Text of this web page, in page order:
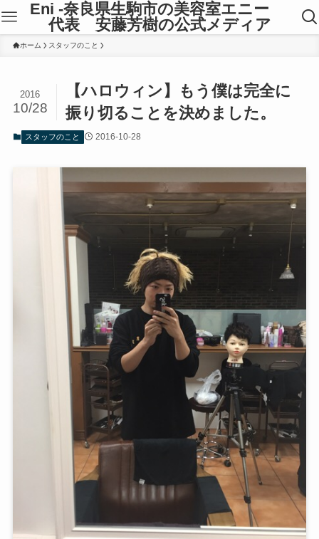
Eni -奈良県生駒市の美容室エニー
代表 安藤芳樹の公式メディア
ホーム スタッフのこと
【ハロウィン】もう僕は完全に
振り切ることを決めました。
2016
10/28
スタッフのこと 2016-10-28